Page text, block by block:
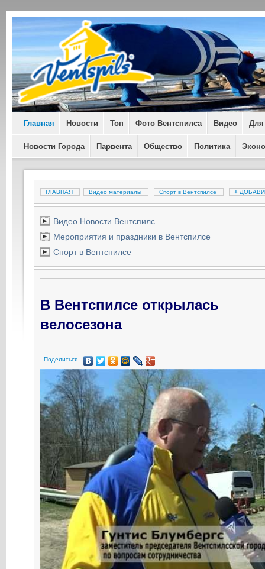
Главная Новости Топ Фото Вентспилса Видео Для
Новости Города Парвента Общество Политика
ГЛАВНАЯ Видео материалы Спорт в Вентспилсе +
Видео Новости Вентспилс
Мероприятия и праздники в Вентспилсе
Спорт в Вентспилсе
В Вентспилсе открылась
велосезона
Поделиться